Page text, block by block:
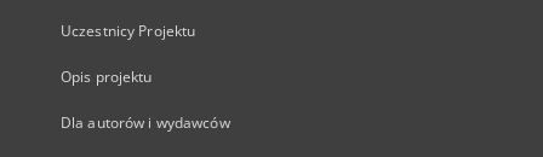
Uczestnicy Projektu
Opis projektu
Dla autorów i wydawców